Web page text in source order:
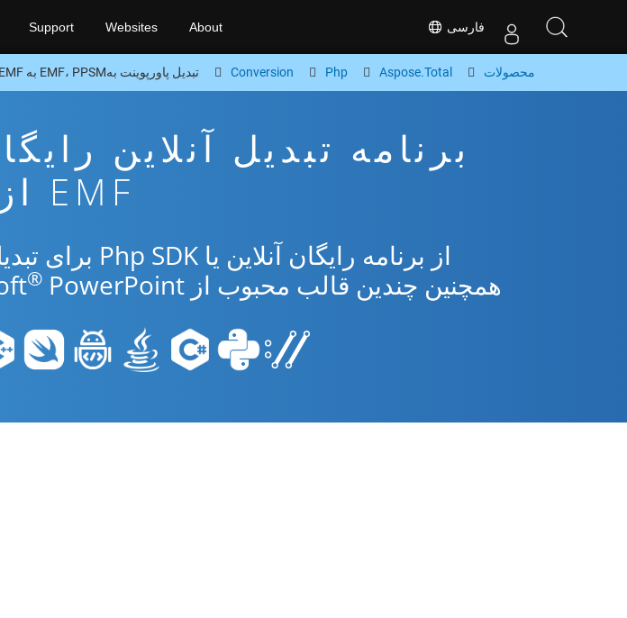
فارسی Support Websites About
محصولات Aspose.Total
Php
Conversion تبدیل پاورپوینت بهEMF، PPSM به EMF مبدل رایگان یا PHP SDK
EMF از طریق Php
همچنین چندین قالب محبوب از Microsoft
® PowerPoint استفاده کنید.